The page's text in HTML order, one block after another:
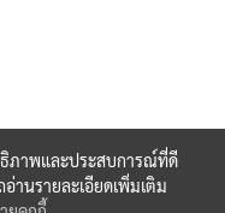
ธิภาพและประสบการณ์ที่ดี
านรายละเอียดเพิ่มเติม